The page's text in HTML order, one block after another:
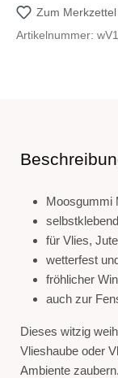
Zum
Artikelnummer:
Moosgummi
selbstklebend
für Vlies,
wetterfest
fröhlicher
auch zur
Dieses witzig
Vlieshaube oder
Ambiente